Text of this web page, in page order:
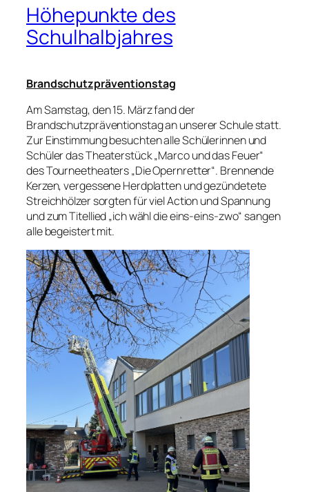
Höhepunkte des
Schulhalbjahres
Brandschutzpräventionstag
Am Samstag, den 15. März fand der
Brandschutzpräventionstag an unserer Schule statt.
Zur Einstimmung besuchten alle Schülerinnen und
Schüler das Theaterstück „Marco und das Feuer“
des Tourneetheaters „Die Opernretter“. Brennende
Kerzen, vergessene Herdplatten und gezündetete
Streichhölzer sorgten für viel Action und Spannung
und zum Titellied „ich wähl die eins-eins-zwo“ sangen
alle begeistert mit.